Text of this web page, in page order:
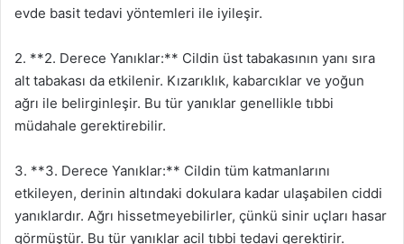
evde basit tedavi yöntemleri ile iyileşir.
2. **2. Derece Yanıklar:** Cildin üst tabakasının yanı sıra
alt tabakası da etkilenir. Kızarıklık, kabarcıklar ve yoğun
ağrı ile belirginleşir. Bu tür yanıklar genellikle tıbbi
müdahale gerektirebilir.
3. **3. Derece Yanıklar:** Cildin tüm katmanlarını
etkileyen, derinin altındaki dokulara kadar ulaşabilen ciddi
yanıklardır. Ağrı hissetmeyebilirler, çünkü sinir uçları hasar
görmüştür. Bu tür yanıklar acil tıbbi tedavi gerektirir.